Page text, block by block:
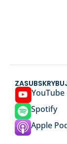
YouTube
Spotify
Apple